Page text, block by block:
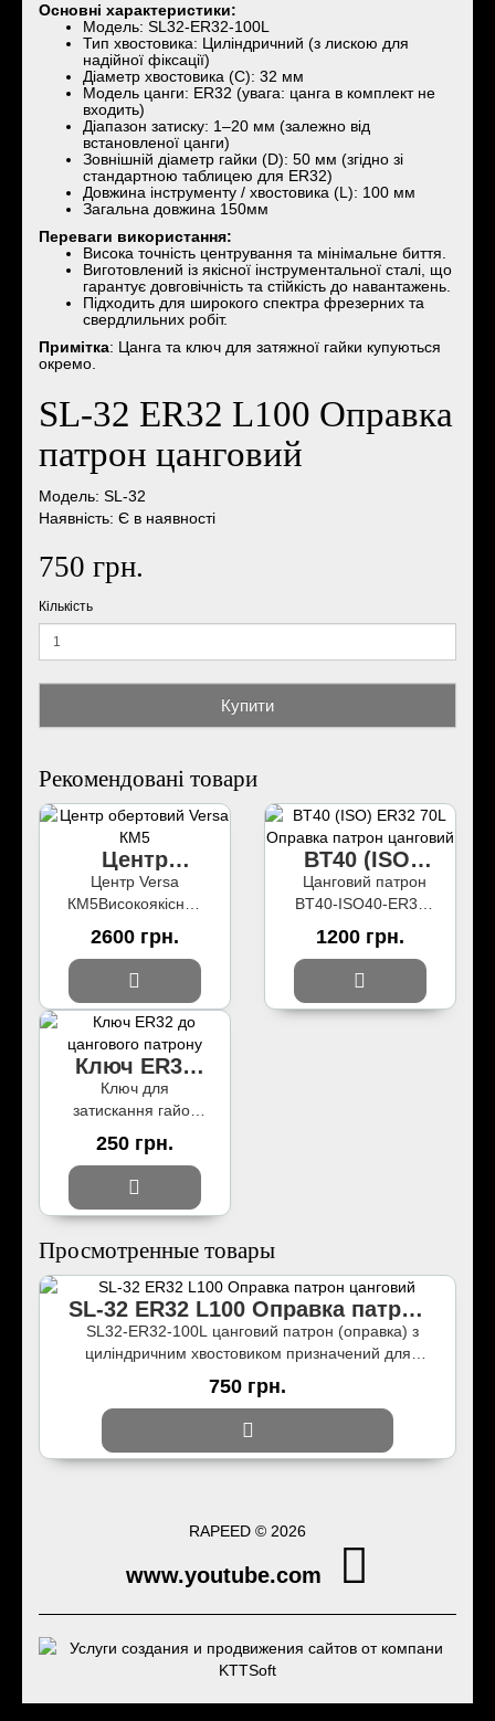
​Основні характеристики:
​Модель: SL32-ER32-100L
​Тип хвостовика: Циліндричний (з лискою для
надійної фіксації)
​Діаметр хвостовика (C): 32 мм
​Модель цанги: ER32 (увага: цанга в комплект не
входить)
​Діапазон затиску: 1–20 мм (залежно від
встановленої цанги)
​Зовнішній діаметр гайки (D): 50 мм (згідно зі
стандартною таблицею для ER32)
​Довжина інструменту / хвостовика (L): 100 мм
Загальна довжина 150мм
​Переваги використання:
​Висока точність центрування та мінімальне биття.
​Виготовлений із якісної інструментальної сталі, що
гарантує довговічність та стійкість до навантажень.
​Підходить для широкого спектра фрезерних та
свердлильних робіт.
​Примітка: Цанга та ключ для затяжної гайки купуються
окремо.
SL-32 ER32 L100 Оправка
патрон цанговий
Модель: SL-32
Наявність: Є в наявності
750 грн.
Кількість
Купити
Рекомендовані товари
Центр
обертовий
Versa КМ5
Центр Versa
КМ5Високоякісний
КМ5(МТ5)
призначений для
надійної фіксації
заготовок пі..
2600 грн.
BT40 (ISO)
ER32 70L
Оправка
патрон
цанговий
Цанговий патрон
BT40-ISO40-ER32
призначений для
встановлення на
фрезерні верстат..
1200 грн.
Ключ ER32
до цангового
патрону
Ключ для
затискання гайок
патронахUM ER32 :
250 * 6мм Країна
походження : Кита..
250 грн.
Просмотренные товары
SL-32 ER32 L100 Оправка патрон
цанговий
SL32-ER32-100L цанговий патрон (оправка) з
циліндричним хвостовиком призначений для
750 грн.
RAPEED © 2026
www.youtube.com